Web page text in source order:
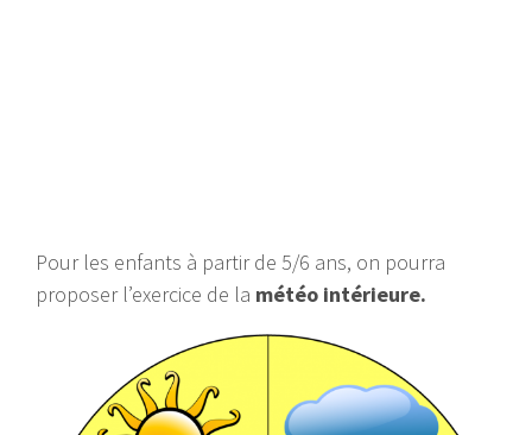
Pour les enfants à partir de 5/6 ans, on pourra
proposer l’exercice de la météo intérieure.